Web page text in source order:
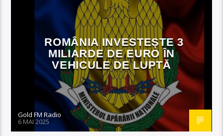
ROMÂNIA INVESTEȘTE 3
MILIARDE DE EURO ÎN
VEHICULE DE LUPTĂ
Gold FM Radio
6 MAI 2025